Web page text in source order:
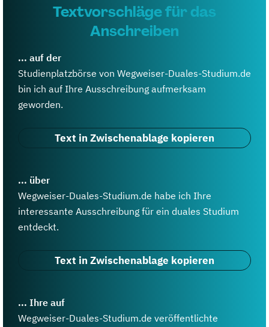
Textvorschläge für das
Anschreiben
... auf der
Studienplatzbörse von Wegweiser-Duales-Studium.de
bin ich auf Ihre Ausschreibung aufmerksam
geworden.
Text in Zwischenablage kopieren
... über
Wegweiser-Duales-Studium.de habe ich Ihre
interessante Ausschreibung für ein duales Studium
entdeckt.
Text in Zwischenablage kopieren
... Ihre auf
Wegweiser-Duales-Studium.de veröffentlichte